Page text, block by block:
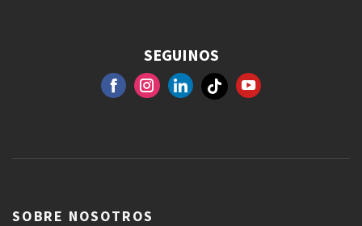
SEGUINOS
FACEBOOKGOOGLE+INSTAGRAM YOUTUBE
SOBRE NOSOTROS